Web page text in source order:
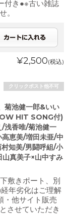
付き●※古い雑誌
。
¥2,500(税込)
クリックポスト他不可
菊池健一郎&いい
HIT SONG付)
浅香唯/菊池健一
恵美/増田未亜/中
知美/男闘呼組/小
真美子×山中すみ
敷きポート、別
年劣化はご理解
・他サイト販売
させていただき